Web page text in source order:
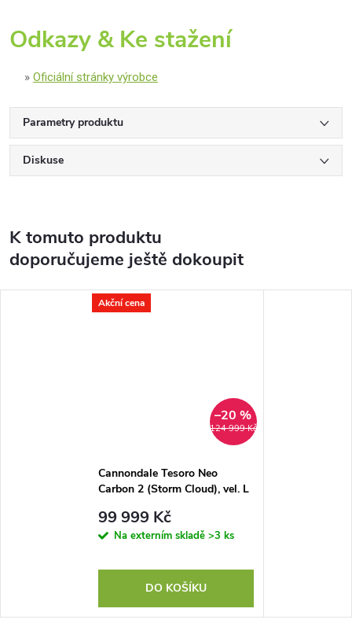
Odkazy & Ke stažení
Oficiální stránky výrobce
Parametry produktu
Diskuse
K tomuto produktu
doporučujeme ještě dokoupit
Akční cena
124 999 Kč
–20 %
Cannondale Tesoro Neo
Carbon 2 (Storm Cloud), vel. L
99 999 Kč
Na externím skladě >3 ks
DO KOŠÍKU